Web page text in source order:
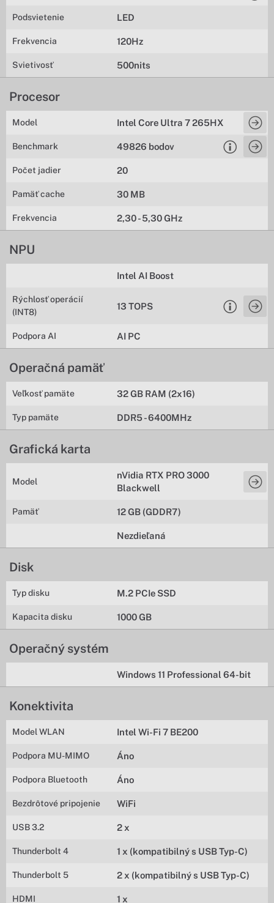
Podsvietenie LED
Frekvencia 120Hz
Svietivosť 500nits
Procesor
Model Intel Core Ultra 7 265HX
Benchmark 49826 bodov
Počet jadier 20
Pamäť cache 30 MB
Frekvencia 2,30 - 5,30 GHz
NPU
Intel AI Boost
Rýchlosť operácií
(INT8)
13 TOPS
Podpora AI AI PC
Operačná pamäť
Veľkosť pamäte 32 GB RAM (2x16)
Typ pamäte DDR5 - 6400MHz
Grafická karta
Model
nVidia RTX PRO 3000
Blackwell
Pamäť 12 GB (GDDR7)
Nezdieľaná
Disk
Typ disku M.2 PCIe SSD
Kapacita disku 1000 GB
Operačný systém
Windows 11 Professional 64-bit
Konektivita
Model WLAN Intel Wi-Fi 7 BE200
Podpora MU-MIMO Áno
Podpora Bluetooth Áno
Bezdrôtové pripojenie WiFi
USB 3.2 2 x
Thunderbolt 4 1 x (kompatibilný s USB Typ-C)
Thunderbolt 5 2 x (kompatibilný s USB Typ-C)
HDMI 1 x